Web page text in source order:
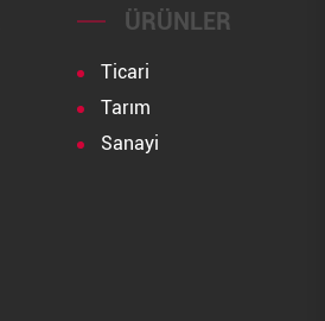
ÜRÜNLER
Ticari
Tarım
Sanayi